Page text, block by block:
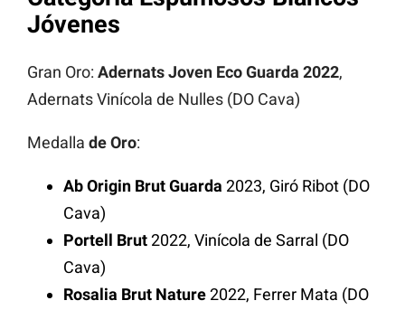
Jóvenes
Gran Oro: Adernats Joven Eco Guarda 2022,
Adernats Vinícola de Nulles (DO Cava)
Medalla de Oro:
Ab Origin Brut Guarda 2023, Giró Ribot (DO
Cava)
Portell Brut2022, Vinícola de Sarral (DO
Cava)
Rosalia Brut Nature2022, Ferrer Mata (DO